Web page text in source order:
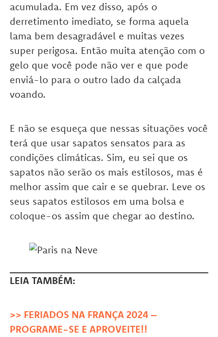
acumulada. Em vez disso, após o
derretimento imediato, se forma aquela
lama bem desagradável e muitas vezes
super perigosa. Então muita atenção com o
gelo que você pode não ver e que pode
enviá-lo para o outro lado da calçada
voando.
E não se esqueça que nessas situações você
terá que usar sapatos sensatos para as
condições climáticas. Sim, eu sei que os
sapatos não serão os mais estilosos, mas é
melhor assim que cair e se quebrar. Leve os
seus sapatos estilosos em uma bolsa e
coloque-os assim que chegar ao destino.
LEIA TAMBÉM:
>> FERIADOS NA FRANÇA 2024 –
PROGRAME-SE E APROVEITE!!